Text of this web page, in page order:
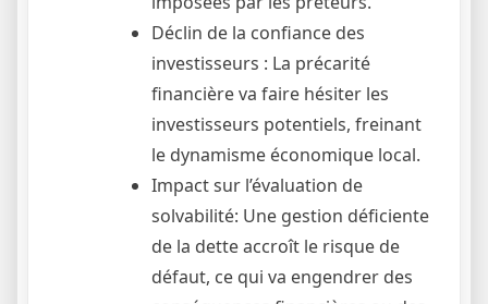
Déclin de la confiance des
investisseurs : La précarité
financière va faire hésiter les
investisseurs potentiels, freinant
le dynamisme économique local.
Impact sur l’évaluation de
solvabilité: Une gestion déficiente
de la dette accroît le risque de
défaut, ce qui va engendrer des